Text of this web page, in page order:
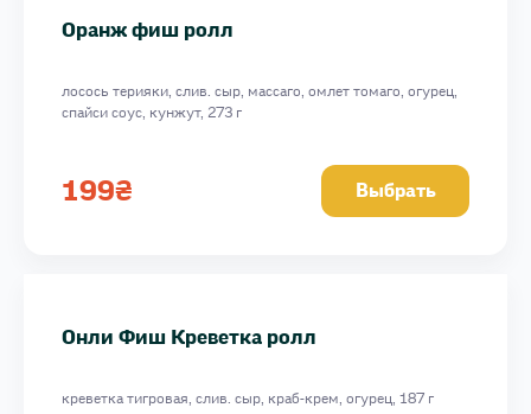
Оранж фиш ролл
лосось терияки, слив. сыр, массаго, омлет томаго, огурец,
спайси соус, кунжут, 273 г
199₴ Выбрать
Онли Фиш Креветка ролл
креветка тигровая, слив. сыр, краб-крем, огурец, 187 г